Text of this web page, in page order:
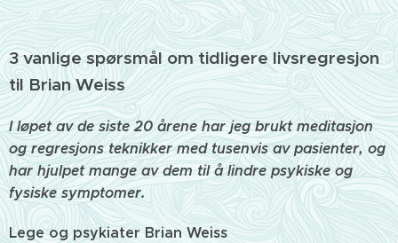
3 vanlige spørsmål om tidligere livsregresjon
til Brian Weiss
I løpet av de siste 20 årene har jeg brukt meditasjon
og regresjons teknikker med tusenvis av pasienter, og
har hjulpet mange av dem til å lindre psykiske og
fysiske symptomer.
Lege og psykiater Brian Weiss